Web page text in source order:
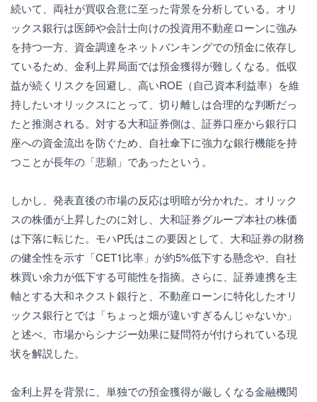
続いて、両社が買収合意に至った背景を分析している。オリ
ックス銀行は医師や会計士向けの投資用不動産ローンに強み
を持つ一方、資金調達をネットバンキングでの預金に依存し
ているため、金利上昇局面では預金獲得が難しくなる。低収
益が続くリスクを回避し、高いROE（自己資本利益率）を維
持したいオリックスにとって、切り離しは合理的な判断だっ
たと推測される。対する大和証券側は、証券口座から銀行口
座への資金流出を防ぐため、自社傘下に強力な銀行機能を持
つことが長年の「悲願」であったという。
しかし、発表直後の市場の反応は明暗が分かれた。オリック
スの株価が上昇したのに対し、大和証券グループ本社の株価
は下落に転じた。モハP氏はこの要因として、大和証券の財務
の健全性を示す「CET1比率」が約5%低下する懸念や、自社
株買い余力が低下する可能性を指摘。さらに、証券連携を主
軸とする大和ネクスト銀行と、不動産ローンに特化したオリ
ックス銀行とでは「ちょっと畑が違いすぎるんじゃないか」
と述べ、市場からシナジー効果に疑問符が付けられている現
状を解説した。
金利上昇を背景に、単独での預金獲得が厳しくなる金融機関